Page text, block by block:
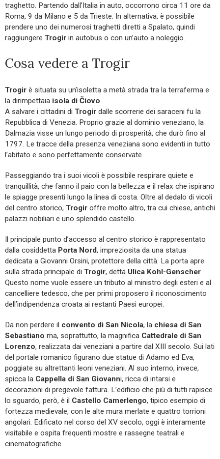
traghetto. Partendo dall’Italia in auto, occorrono circa 11 ore da
Roma, 9 da Milano e 5 da Trieste. In alternativa, è possibile
prendere uno dei numerosi traghetti diretti a Spalato, quindi
raggiungere Trogir in autobus o con un’auto a noleggio.
Cosa vedere a Trogir
Trogir è situata su un’isoletta a metà strada tra la terraferma e
la dirimpettaia isola di Čiovo.
A salvare i cittadini di Trogir dalle scorrerie dei saraceni fu la
Repubblica di Venezia. Proprio grazie al dominio veneziano, la
Dalmazia visse un lungo periodo di prosperità, che durò fino al
1797. Le tracce della presenza veneziana sono evidenti in tutto
l’abitato e sono perfettamente conservate.
Passeggiando tra i suoi vicoli è possibile respirare quiete e
tranquillità, che fanno il paio con la bellezza e il relax che ispirano
le spiagge presenti lungo la linea di costa. Oltre al dedalo di vicoli
del centro storico, Trogir offre molto altro, tra cui chiese, antichi
palazzi nobiliari e uno splendido castello.
Il principale punto d’accesso al centro storico è rappresentato
dalla cosiddetta Porta Nord, impreziosita da una statua
dedicata a Giovanni Orsini, protettore della città. La porta apre
sulla strada principale di Trogir, detta Ulica Kohl-Genscher.
Questo nome vuole essere un tributo al ministro degli esteri e al
cancelliere tedesco, che per primi proposero il riconoscimento
dell’indipendenza croata ai restanti Paesi europei.
Da non perdere il convento di San Nicola, la chiesa di San
Sebastiano ma, soprattutto, la magnifica Cattedrale di San
Lorenzo, realizzata dai veneziani a partire dal XIII secolo. Sui lati
del portale romanico figurano due statue di Adamo ed Eva,
poggiate su altrettanti leoni veneziani. Al suo interno, invece,
spicca la Cappella di San Giovanni, ricca di intarsi e
decorazioni di pregevole fattura. L’edificio che più di tutti rapisce
lo sguardo, però, è il Castello Camerlengo, tipico esempio di
fortezza medievale, con le alte mura merlate e quattro torrioni
angolari. Edificato nel corso del XV secolo, oggi è interamente
visitabile e ospita frequenti mostre e rassegne teatrali e
cinematografiche.